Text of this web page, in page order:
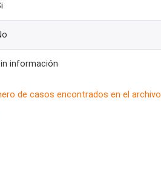
información
de casos encontrados en el